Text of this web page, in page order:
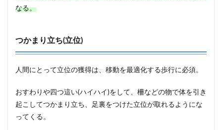
なる。
つかまり立ち(立位)
人間にとって立位の獲得は、移動を最適化する歩行に必須。
おすわりや四つ這い(ハイハイ)をして、柵などの物で体を引き
起こしてつかまり立ち、足裏をつけた立位が取れるようにな
ってくる。